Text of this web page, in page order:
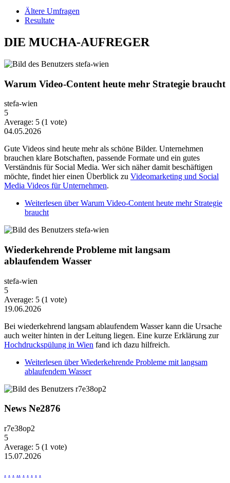
Ältere Umfragen
Resultate
DIE MUCHA-AUFREGER
Warum Video-Content heute mehr Strategie braucht
stefa-wien
5
Average: 5 (1 vote)
04.05.2026
Gute Videos sind heute mehr als schöne Bilder. Unternehmen
brauchen klare Botschaften, passende Formate und ein gutes
Verständnis für Social Media. Wer sich näher damit beschäftigen
möchte, findet hier einen Überblick zu Videomarketing und Social
Media Videos für Unternehmen.
Weiterlesen über Warum Video-Content heute mehr Strategie
braucht
Wiederkehrende Probleme mit langsam
ablaufendem Wasser
stefa-wien
5
Average: 5 (1 vote)
19.06.2026
Bei wiederkehrend langsam ablaufendem Wasser kann die Ursache
auch weiter hinten in der Leitung liegen. Eine kurze Erklärung zur
Hochdruckspülung in Wien fand ich dazu hilfreich.
Weiterlesen über Wiederkehrende Probleme mit langsam
ablaufendem Wasser
News Ne2876
r7e38op2
5
Average: 5 (1 vote)
15.07.2026
. . . .. . . . . .